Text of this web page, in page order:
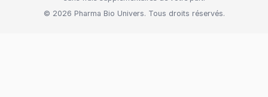
© 2026 Pharma Bio Univers. Tous droits réservés.